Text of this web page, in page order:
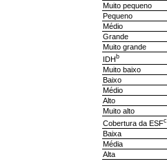
Muito pequeno
Pequeno
Médio
Grande
Muito grande
IDH b
Muito baixo
Baixo
Médio
Alto
Muito alto
Cobertura da ESFc
Baixa
Média
Alta